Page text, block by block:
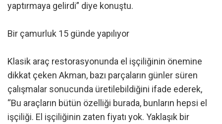
yaptırmaya gelirdi” diye konuştu.
Bir çamurluk 15 günde yapılıyor
Klasik araç restorasyonunda el işçiliğinin önemine
dikkat çeken Akman, bazı parçaların günler süren
çalışmalar sonucunda üretilebildiğini ifade ederek,
“Bu araçların bütün özelliği burada, bunların hepsi el
işçiliği. El işçiliğinin zaten fiyatı yok. Yaklaşık bir